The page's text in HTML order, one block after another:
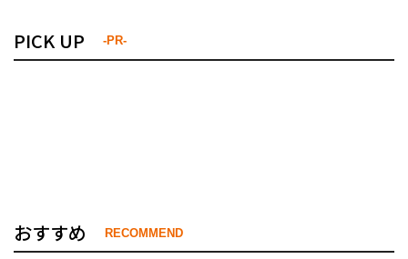
PICK UP -PR-
おすすめ RECOMMEND